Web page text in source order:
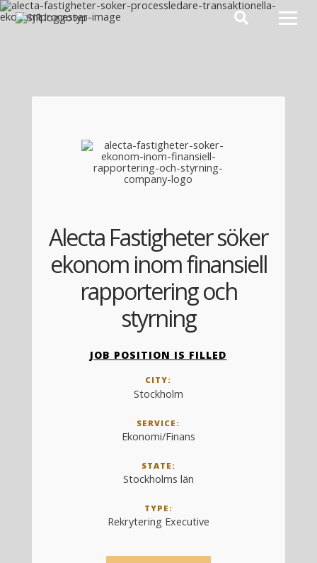
Hoppa till innehåll
JOB POSITION IS FILLED
CITY:
Stockholm
SERVICE:
Ekonomi/Finans
STATE:
Stockholms län
TYPE:
Rekrytering Executive
Alecta Fastigheter söker
ekonom inom finansiell
rapportering och
styrning